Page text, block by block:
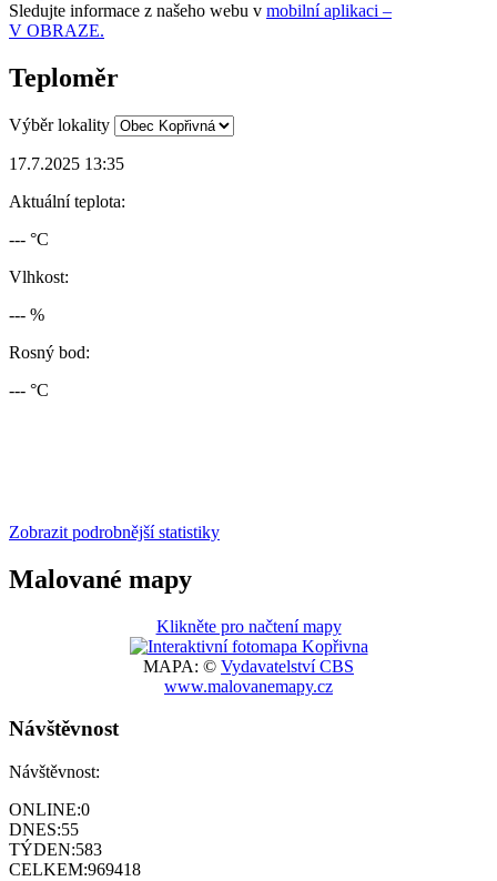
Sledujte informace z našeho webu v mobilní aplikaci –
V OBRAZE.
Teploměr
Výběr lokality
17.7.2025 13:35
Aktuální teplota:
--- °C
Vlhkost:
--- %
Rosný bod:
--- °C
Zobrazit podrobnější statistiky
Malované mapy
Klikněte pro načtení mapy
MAPA: © Vydavatelství CBS
www.malovanemapy.cz
Návštěvnost
Návštěvnost:
ONLINE:0
DNES:55
TÝDEN:583
CELKEM:969418